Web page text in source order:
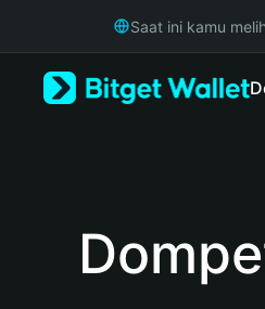
Русский
Saat ini kamu